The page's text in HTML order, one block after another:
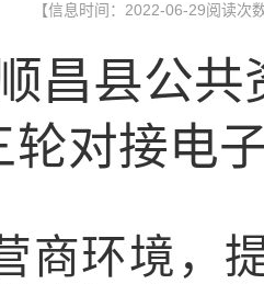
【信息时间：2022-06-29阅读次
昌县公共
轮对接电
商环境，